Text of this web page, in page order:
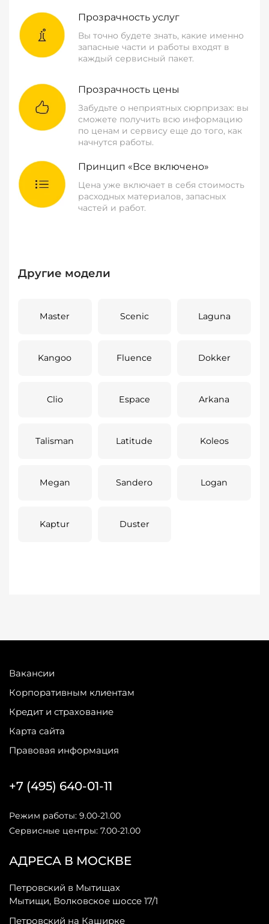
Прозрачность услуг
Вы точно будете знать, какие именно
запасные части и работы входят в
каждый сервисный пакет.
Прозрачность цены
Забудьте о неприятных сюрпризах: вы
сможете получить всю информацию
по ценам и сервису еще до того, как
начнутся работы.
Принцип «Все включено»
Цена уже включает в себя стоимость
расходных материалов, запасных
частей и работ.
Другие модели
Master Scenic Laguna
Kangoo Fluence Dokker
Clio Espace Arkana
Talisman Latitude Koleos
Megan Sandero Logan
Kaptur Duster
Вакансии
Корпоративным клиентам
Кредит и страхование
Карта сайта
Правовая информация
АДРЕСА В МОСКВЕ
Петровский в Мытищах
Мытищи, Волковское шоссе 17/1
Петровский на Каширке
+7 (495) 640-01-11
Режим работы: 9.00-21.00
Сервисные центры: 7.00-21.00